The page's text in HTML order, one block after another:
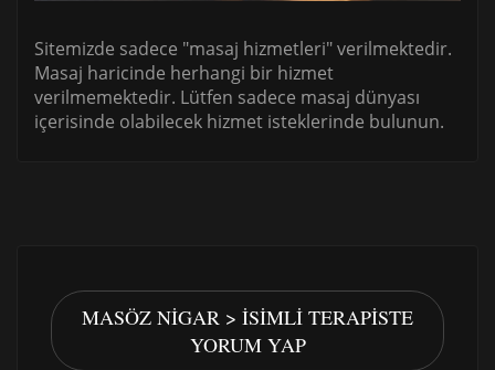
Sitemizde sadece "masaj hizmetleri" verilmektedir.
Masaj haricinde herhangi bir hizmet
verilmemektedir. Lütfen sadece masaj dünyası
içerisinde olabilecek hizmet isteklerinde bulunun.
MASÖZ NIGAR > İSIMLI TERAPISTE
YORUM YAP